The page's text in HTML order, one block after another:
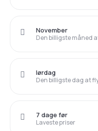
Den billigste måned
November
Den billigste dag at
lørdag
Laveste priser
7 dage før